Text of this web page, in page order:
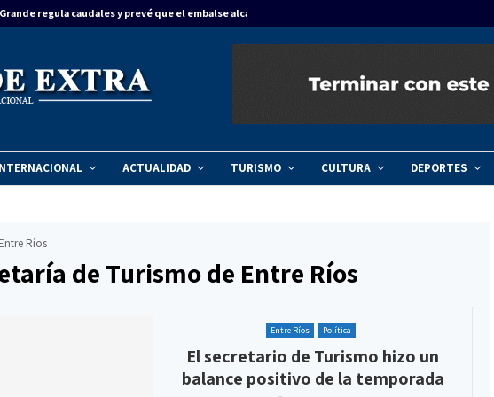
regula caudales y prevé que el embalse alcance…
ACTUALIDAD TURISMO CULTURA DEPORTES
Ríos
de Turismo de Entre Ríos
Entre Ríos Política
El secretario de Turismo hizo un
balance positivo de la temporada